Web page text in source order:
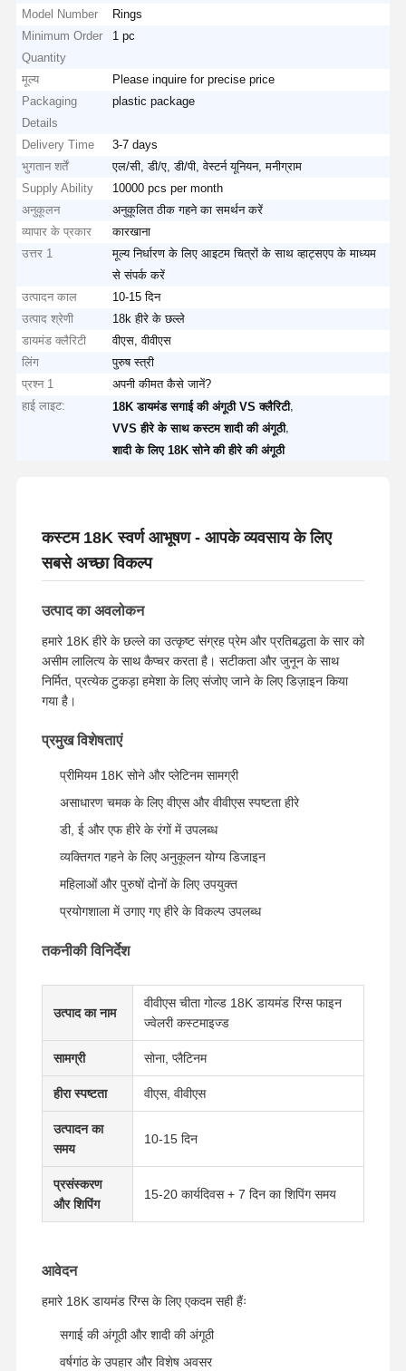
Model Number
Rings
Minimum Order
Quantity
1 pc
मूल्य
Please inquire for precise price
Packaging
Details
plastic package
Delivery Time
3-7 days
भुगतान शर्तें
एल/सी, डी/ए, डी/पी, वेस्टर्न यूनियन, मनीग्राम
Supply Ability
10000 pcs per month
अनुकूलन
अनुकूलित ठीक गहने का समर्थन करें
व्यापार के प्रकार
कारखाना
उत्तर 1
मूल्य निर्धारण के लिए आइटम चित्रों के साथ व्हाट्सएप के माध्यम
से संपर्क करें
उत्पादन काल
10-15 दिन
उत्पाद श्रेणी
18k हीरे के छल्ले
डायमंड क्लैरिटी
वीएस, वीवीएस
लिंग
पुरुष स्त्री
प्रश्न 1
अपनी कीमत कैसे जानें?
हाई लाइट:
18K डायमंड सगाई की अंगूठी VS क्लैरिटी,
VVS हीरे के साथ कस्टम शादी की अंगूठी,
शादी के लिए 18K सोने की हीरे की अंगूठी
कस्टम 18K स्वर्ण आभूषण - आपके व्यवसाय के लिए
सबसे अच्छा विकल्प
उत्पाद का अवलोकन
हमारे 18K हीरे के छल्ले का उत्कृष्ट संग्रह प्रेम और प्रतिबद्धता के सार को
असीम लालित्य के साथ कैप्चर करता है। सटीकता और जुनून के साथ
निर्मित, प्रत्येक टुकड़ा हमेशा के लिए संजोए जाने के लिए डिज़ाइन किया
गया है।
प्रमुख विशेषताएं
प्रीमियम 18K सोने और प्लेटिनम सामग्री
असाधारण चमक के लिए वीएस और वीवीएस स्पष्टता हीरे
डी, ई और एफ हीरे के रंगों में उपलब्ध
व्यक्तिगत गहने के लिए अनुकूलन योग्य डिजाइन
महिलाओं और पुरुषों दोनों के लिए उपयुक्त
प्रयोगशाला में उगाए गए हीरे के विकल्प उपलब्ध
तकनीकी विनिर्देश
उत्पाद का नाम
वीवीएस चीता गोल्ड 18K डायमंड रिंग्स फाइन
ज्वेलरी कस्टमाइज्ड
सामग्री सोना, प्लैटिनम
हीरा स्पष्टता वीएस, वीवीएस
उत्पादन का
समय
10-15 दिन
प्रसंस्करण
और शिपिंग
15-20 कार्यदिवस + 7 दिन का शिपिंग समय
आवेदन
हमारे 18K डायमंड रिंग्स के लिए एकदम सही हैंः
सगाई की अंगूठी और शादी की अंगूठी
वर्षगांठ के उपहार और विशेष अवसर